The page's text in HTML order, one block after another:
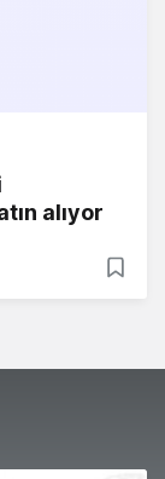
alıyor